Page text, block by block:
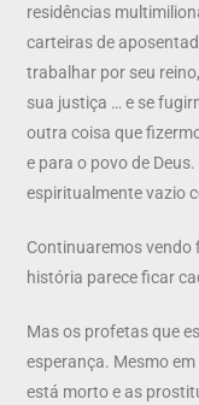
residências
carteiras de
trabalhar por seu
sua justiça … e se
outra coisa que
e para o povo de
espiritualmente vazio
Continuaremos vendo
história parece ficar
Mas os profetas que
esperança. Mesmo
está morto e as